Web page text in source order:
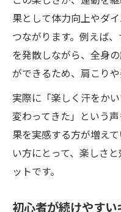
キックボクシ
方法
仲間と励まし
力
キックボクシ
ポイント
女性が始め
を解説
ート体制
果として体力向上やダ
つながります。例えば
を発散しながら、全身
ができるため、肩こり
実際に「楽しく汗をか
変わってきた」という
果を実感する方が増え
い方にとって、楽しさ
ットです。
初心者が続けやす